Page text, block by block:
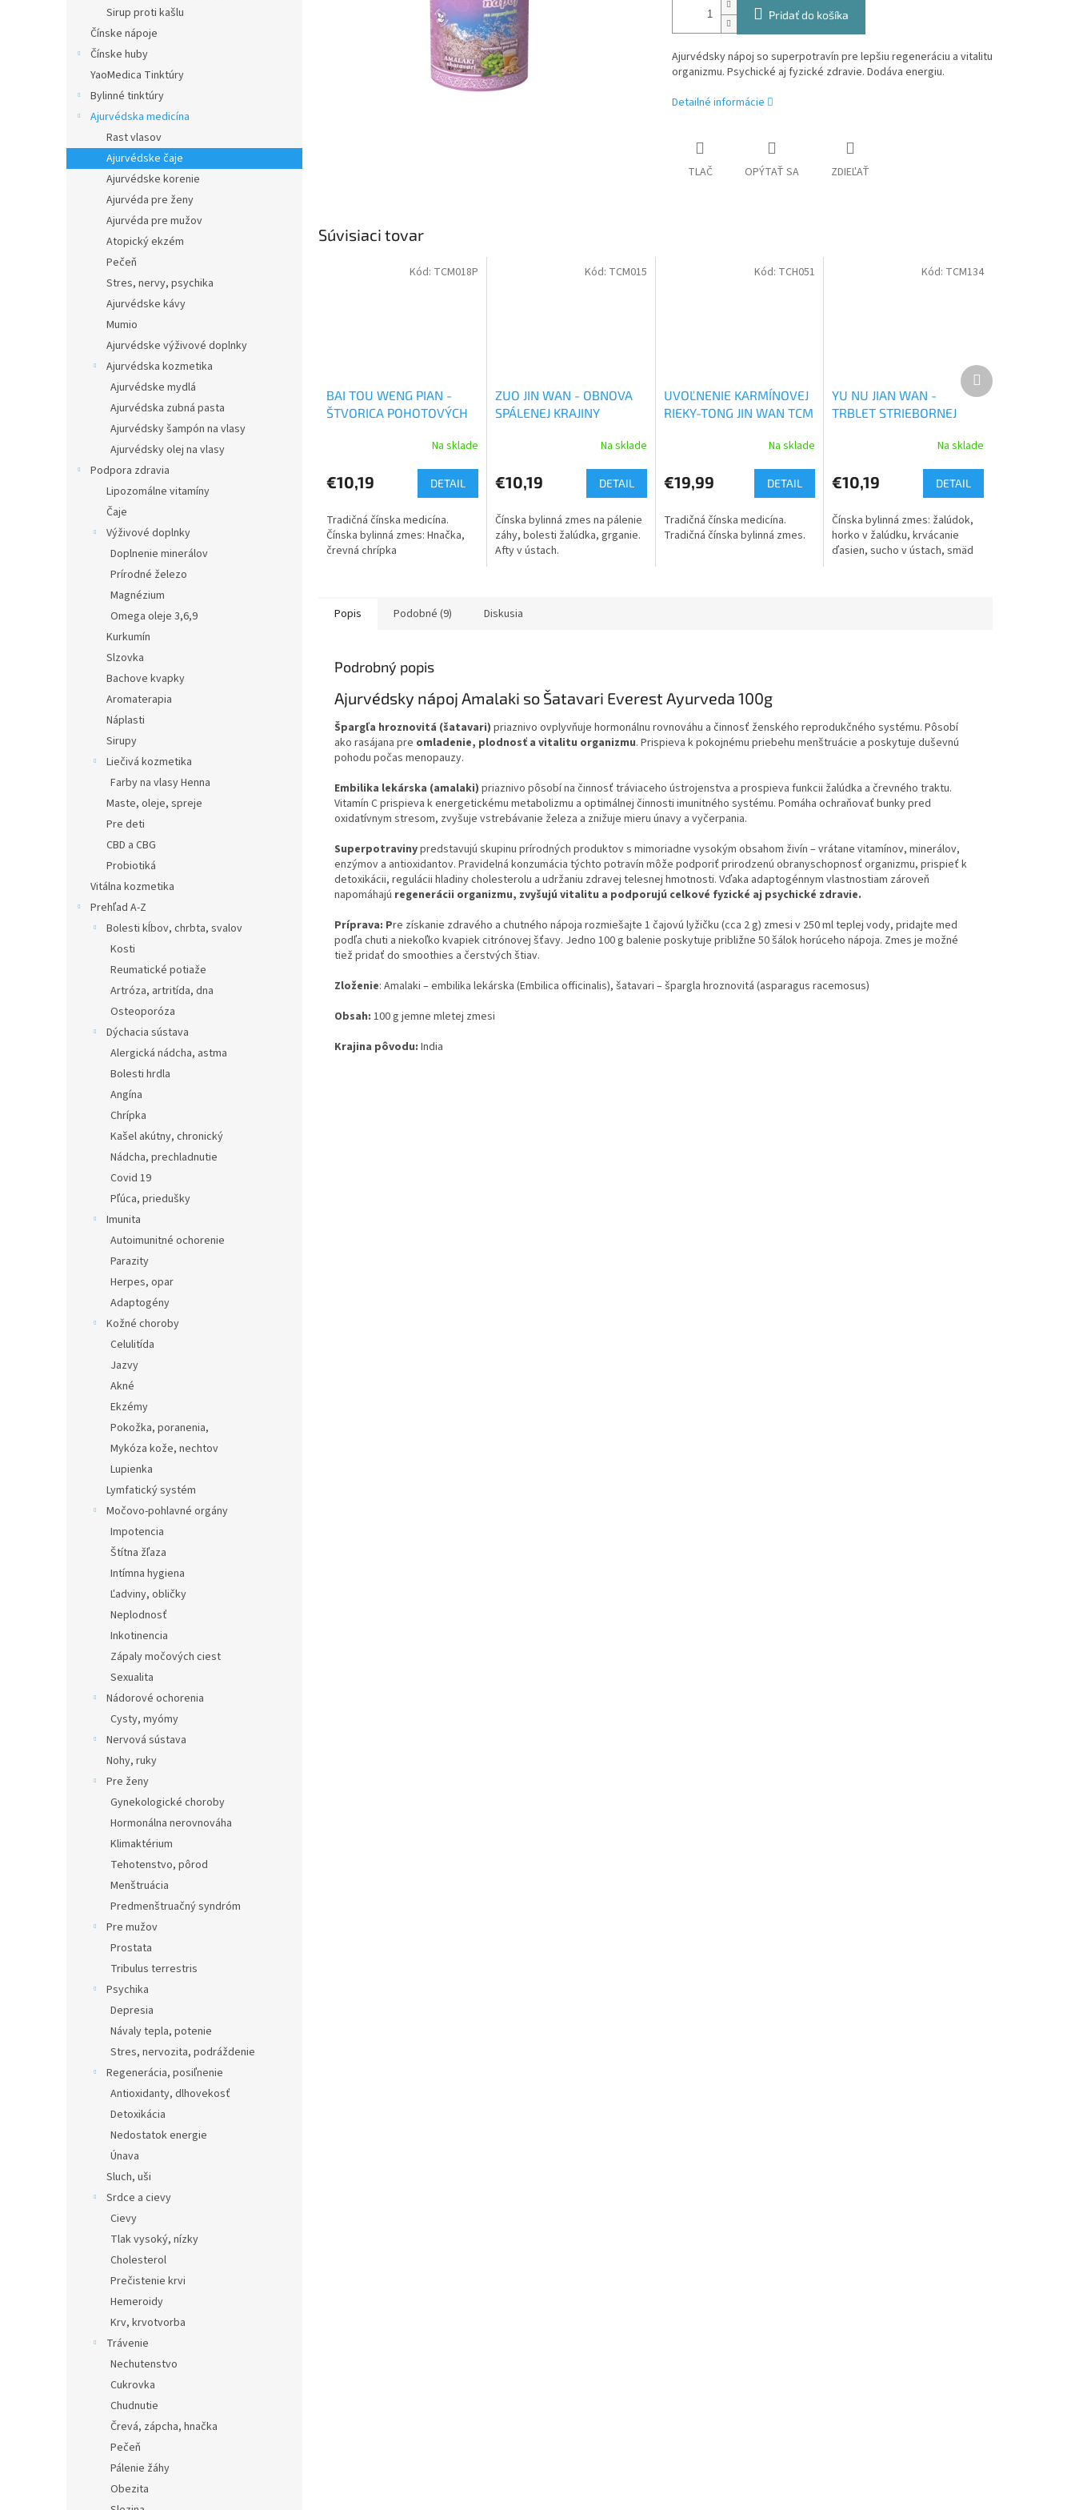
Sirup proti kašlu
Čínske nápoje
Čínske huby
YaoMedica Tinktúry
Bylinné tinktúry
Ajurvédska medicína
Rast vlasov
Ajurvédske čaje
Ajurvédske korenie
Ajurvéda pre ženy
Ajurvéda pre mužov
Atopický ekzém
Pečeň
Stres, nervy, psychika
Ajurvédske kávy
Mumio
Ajurvédske výživové doplnky
Ajurvédska kozmetika
Ajurvédske mydlá
Ajurvédska zubná pasta
Ajurvédsky šampón na vlasy
Ajurvédsky olej na vlasy
Podpora zdravia
Lipozomálne vitamíny
Čaje
Výživové doplnky
Doplnenie minerálov
Prírodné železo
Magnézium
Omega oleje 3,6,9
Kurkumín
Slzovka
Bachove kvapky
Aromaterapia
Náplasti
Sirupy
Liečivá kozmetika
Farby na vlasy Henna
Maste, oleje, spreje
Pre deti
CBD a CBG
Probiotiká
Vitálna kozmetika
Prehľad A-Z
Bolesti kĺbov, chrbta, svalov
Kosti
Reumatické potiaže
Artróza, artritída, dna
Osteoporóza
Dýchacia sústava
Alergická nádcha, astma
Bolesti hrdla
Angína
Chrípka
Kašel akútny, chronický
Nádcha, prechladnutie
Covid 19
Pľúca, priedušky
Imunita
Autoimunitné ochorenie
Parazity
Herpes, opar
Adaptogény
Kožné choroby
Celulitída
Jazvy
Akné
Ekzémy
Pokožka, poranenia,
Mykóza kože, nechtov
Lupienka
Lymfatický systém
Močovo-pohlavné orgány
Impotencia
Štítna žľaza
Intímna hygiena
Ľadviny, obličky
Neplodnosť
Inkotinencia
Zápaly močových ciest
Sexualita
Nádorové ochorenia
Cysty, myómy
Nervová sústava
Nohy, ruky
Pre ženy
Gynekologické choroby
Hormonálna nerovnováha
Klimaktérium
Tehotenstvo, pôrod
Menštruácia
Predmenštruačný syndróm
Pre mužov
Prostata
Tribulus terrestris
Psychika
Depresia
Návaly tepla, potenie
Stres, nervozita, podráždenie
Regenerácia, posiľnenie
Antioxidanty, dlhovekosť
Detoxikácia
Nedostatok energie
Únava
Sluch, uši
Srdce a cievy
Cievy
Tlak vysoký, nízky
Cholesterol
Prečistenie krvi
Hemeroidy
Krv, krvotvorba
Trávenie
Nechutenstvo
Cukrovka
Chudnutie
Črevá, zápcha, hnačka
Pečeň
Pálenie žáhy
Obezita
Pridať do košíka
Ajurvédsky nápoj so superpotravín pre lepšiu regeneráciu a vitalitu
organizmu. Psychické aj fyzické zdravie. Dodáva energiu.
Detailné informácie
TLAČ OPÝTAŤ SA ZDIEĽAŤ
Súvisiaci tovar
BAI TOU WENG PIAN -
ŠTVORICA POHOTOVÝCH
Na sklade
€10,19 DETAIL
Tradičná čínska medicína.
Čínska bylinná zmes: Hnačka,
črevná chrípka
Kód: TCM018P
ZUO JIN WAN - OBNOVA
SPÁLENEJ KRAJINY
Na sklade
€10,19 DETAIL
Čínska bylinná zmes na pálenie
záhy, bolesti žalúdka, grganie.
Afty v ústach.
Kód: TCM015
UVOĽNENIE KARMÍNOVEJ
RIEKY-TONG JIN WAN TCM
Na sklade
€19,99 DETAIL
Tradičná čínska medicína.
Tradičná čínska bylinná zmes.
Kód: TCH051
YU NU JIAN WAN -
TRBLET STRIEBORNEJ
Na sklade
€10,19 DETAIL
Čínska bylinná zmes: žalúdok,
horko v žalúdku, krvácanie
ďasien, sucho v ústach, smäd
Kód: TCM134
Ďalší
produkt
Popis Podobné (9) Diskusia
Podrobný popis
Ajurvédsky nápoj Amalaki so Šatavari Everest Ayurveda 100g
Špargľa hroznovitá (šatavari) priaznivo ovplyvňuje hormonálnu rovnováhu a činnosť ženského reprodukčného systému. Pôsobí
ako rasájana pre omladenie, plodnosť a vitalitu organizmu. Prispieva k pokojnému priebehu menštruácie a poskytuje duševnú
pohodu počas menopauzy.
Embilika lekárska (amalaki) priaznivo pôsobí na činnosť tráviaceho ústrojenstva a prospieva funkcii žalúdka a črevného traktu.
Vitamín C prispieva k energetickému metabolizmu a optimálnej činnosti imunitného systému. Pomáha ochraňovať bunky pred
oxidatívnym stresom, zvyšuje vstrebávanie železa a znižuje mieru únavy a vyčerpania.
Superpotravinypredstavujú skupinu prírodných produktov s mimoriadne vysokým obsahom živín – vrátane vitamínov, minerálov,
enzýmov a antioxidantov. Pravidelná konzumácia týchto potravín môže podporiť prirodzenú obranyschopnosť organizmu, prispieť k
detoxikácii, regulácii hladiny cholesterolu a udržaniu zdravej telesnej hmotnosti. Vďaka adaptogénnym vlastnostiam zároveň
napomáhajú regenerácii organizmu, zvyšujú vitalitu a podporujú celkové fyzické aj psychické zdravie.
Príprava: Pre získanie zdravého a chutného nápoja rozmiešajte 1 čajovú lyžičku (cca 2 g) zmesi v 250 ml teplej vody, pridajte med
podľa chuti a niekoľko kvapiek citrónovej šťavy. Jedno 100 g balenie poskytuje približne 50 šálok horúceho nápoja. Zmes je možné
tiež pridať do smoothies a čerstvých štiav.
Zloženie: Amalaki – embilika lekárska (Embilica officinalis), šatavari – špargla hroznovitá (asparagus racemosus)
Obsah: 100 g jemne mletej zmesi
Krajina pôvodu: India